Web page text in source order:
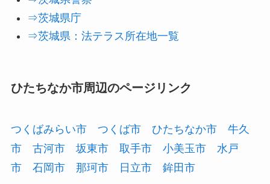
⇒茨城県庁
⇒茨城県：法テラス所在地一覧
ひたちなか市周辺のページリンク
つくばみらい市 つくば市 ひたちなか市
牛久
市
古河市 坂東市 取手市 小美玉市
水戸
市
石岡市 那珂市 日立市 鉾田市